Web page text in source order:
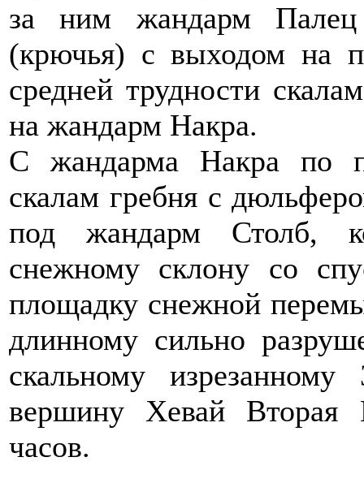
за ним жандарм Палец
(крючья) с выходом на
средней трудности
на жандарм Накра.
С жандарма Накра по
скалам гребня с
под жандарм Столб,
снежному склону со
площадку снежной
длинному сильно
скальному
вершину Хевай Вторая
часов.